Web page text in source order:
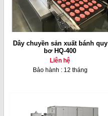
Dây chuyền sản xuất bánh quy
bơ HQ-400
Liên hệ
Bảo hành : 12 tháng